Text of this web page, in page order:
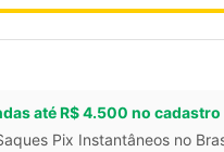
até R$ 4.500 no cadastro
Pix Instantâneos no